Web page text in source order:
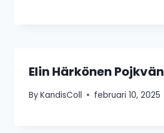
Elin Härkönen Pojkvän
ByKandisColl februari 10, 2025